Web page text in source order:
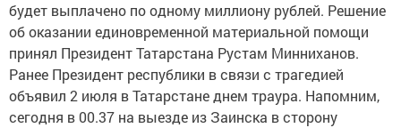
будет выплачено по одному миллиону рублей. Решение
об оказании единовременной материальной помощи
принял Президент Татарстана Рустам Минниханов.
Ранее Президент республики в связи с трагедией
объявил 2 июля в Татарстане днем траура. Напомним,
сегодня в 00.37 на выезде из Заинска в сторону